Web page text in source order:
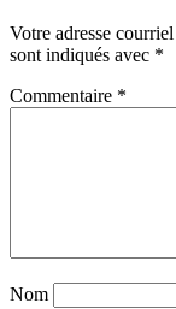
Votre adresse
sont indiqués avec *
Commentaire *
Nom